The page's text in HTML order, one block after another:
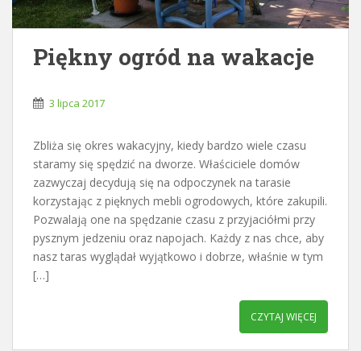
Piękny ogród na wakacje
3 lipca 2017
Zbliża się okres wakacyjny, kiedy bardzo wiele czasu
staramy się spędzić na dworze. Właściciele domów
zazwyczaj decydują się na odpoczynek na tarasie
korzystając z pięknych mebli ogrodowych, które zakupili.
Pozwalają one na spędzanie czasu z przyjaciółmi przy
pysznym jedzeniu oraz napojach. Każdy z nas chce, aby
nasz taras wyglądał wyjątkowo i dobrze, właśnie w tym
[…]
CZYTAJ WIĘCEJ